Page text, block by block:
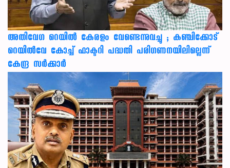
അതിവേഗ റെയിൽ കേരളം വേണ്ടെന്നുവച്ചു ; കഞ്ചിക്കോട്
റെയിൽവേ കോച്ച് ഫാക്ടറി പദ്ധതി പരിഗണനയിലില്ലെന്ന്
കേന്ദ്ര സർക്കാർ